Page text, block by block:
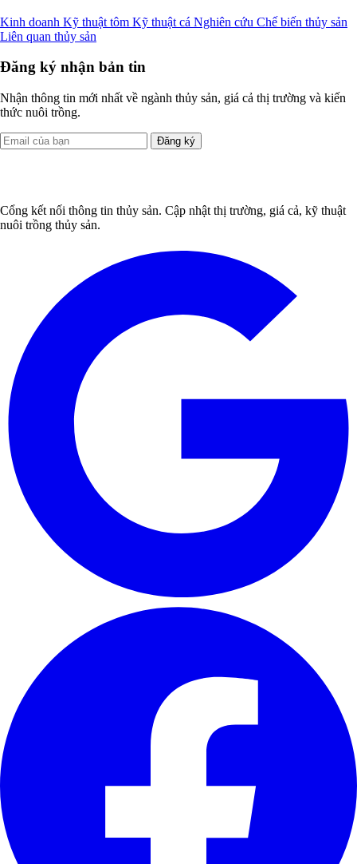
Kinh doanh Kỹ thuật tôm Kỹ thuật cá Nghiên cứu Chế biến thủy sản
Liên quan thủy sản
Đăng ký nhận bản tin
Nhận thông tin mới nhất về ngành thủy sản, giá cả thị trường và kiến
thức nuôi trồng.
Đăng ký
Cổng kết nối thông tin thủy sản. Cập nhật thị trường, giá cả, kỹ thuật
nuôi trồng thủy sản.